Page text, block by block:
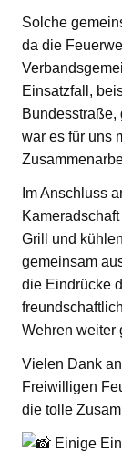
Solche
da die
Einsatzfall,
Bundesstraße,
war es für uns
Im Anschluss
Grill und
gemeinsam
die Eindrücke
Wehren weiter
Vielen Dank
Freiwilligen
die tolle
Einige